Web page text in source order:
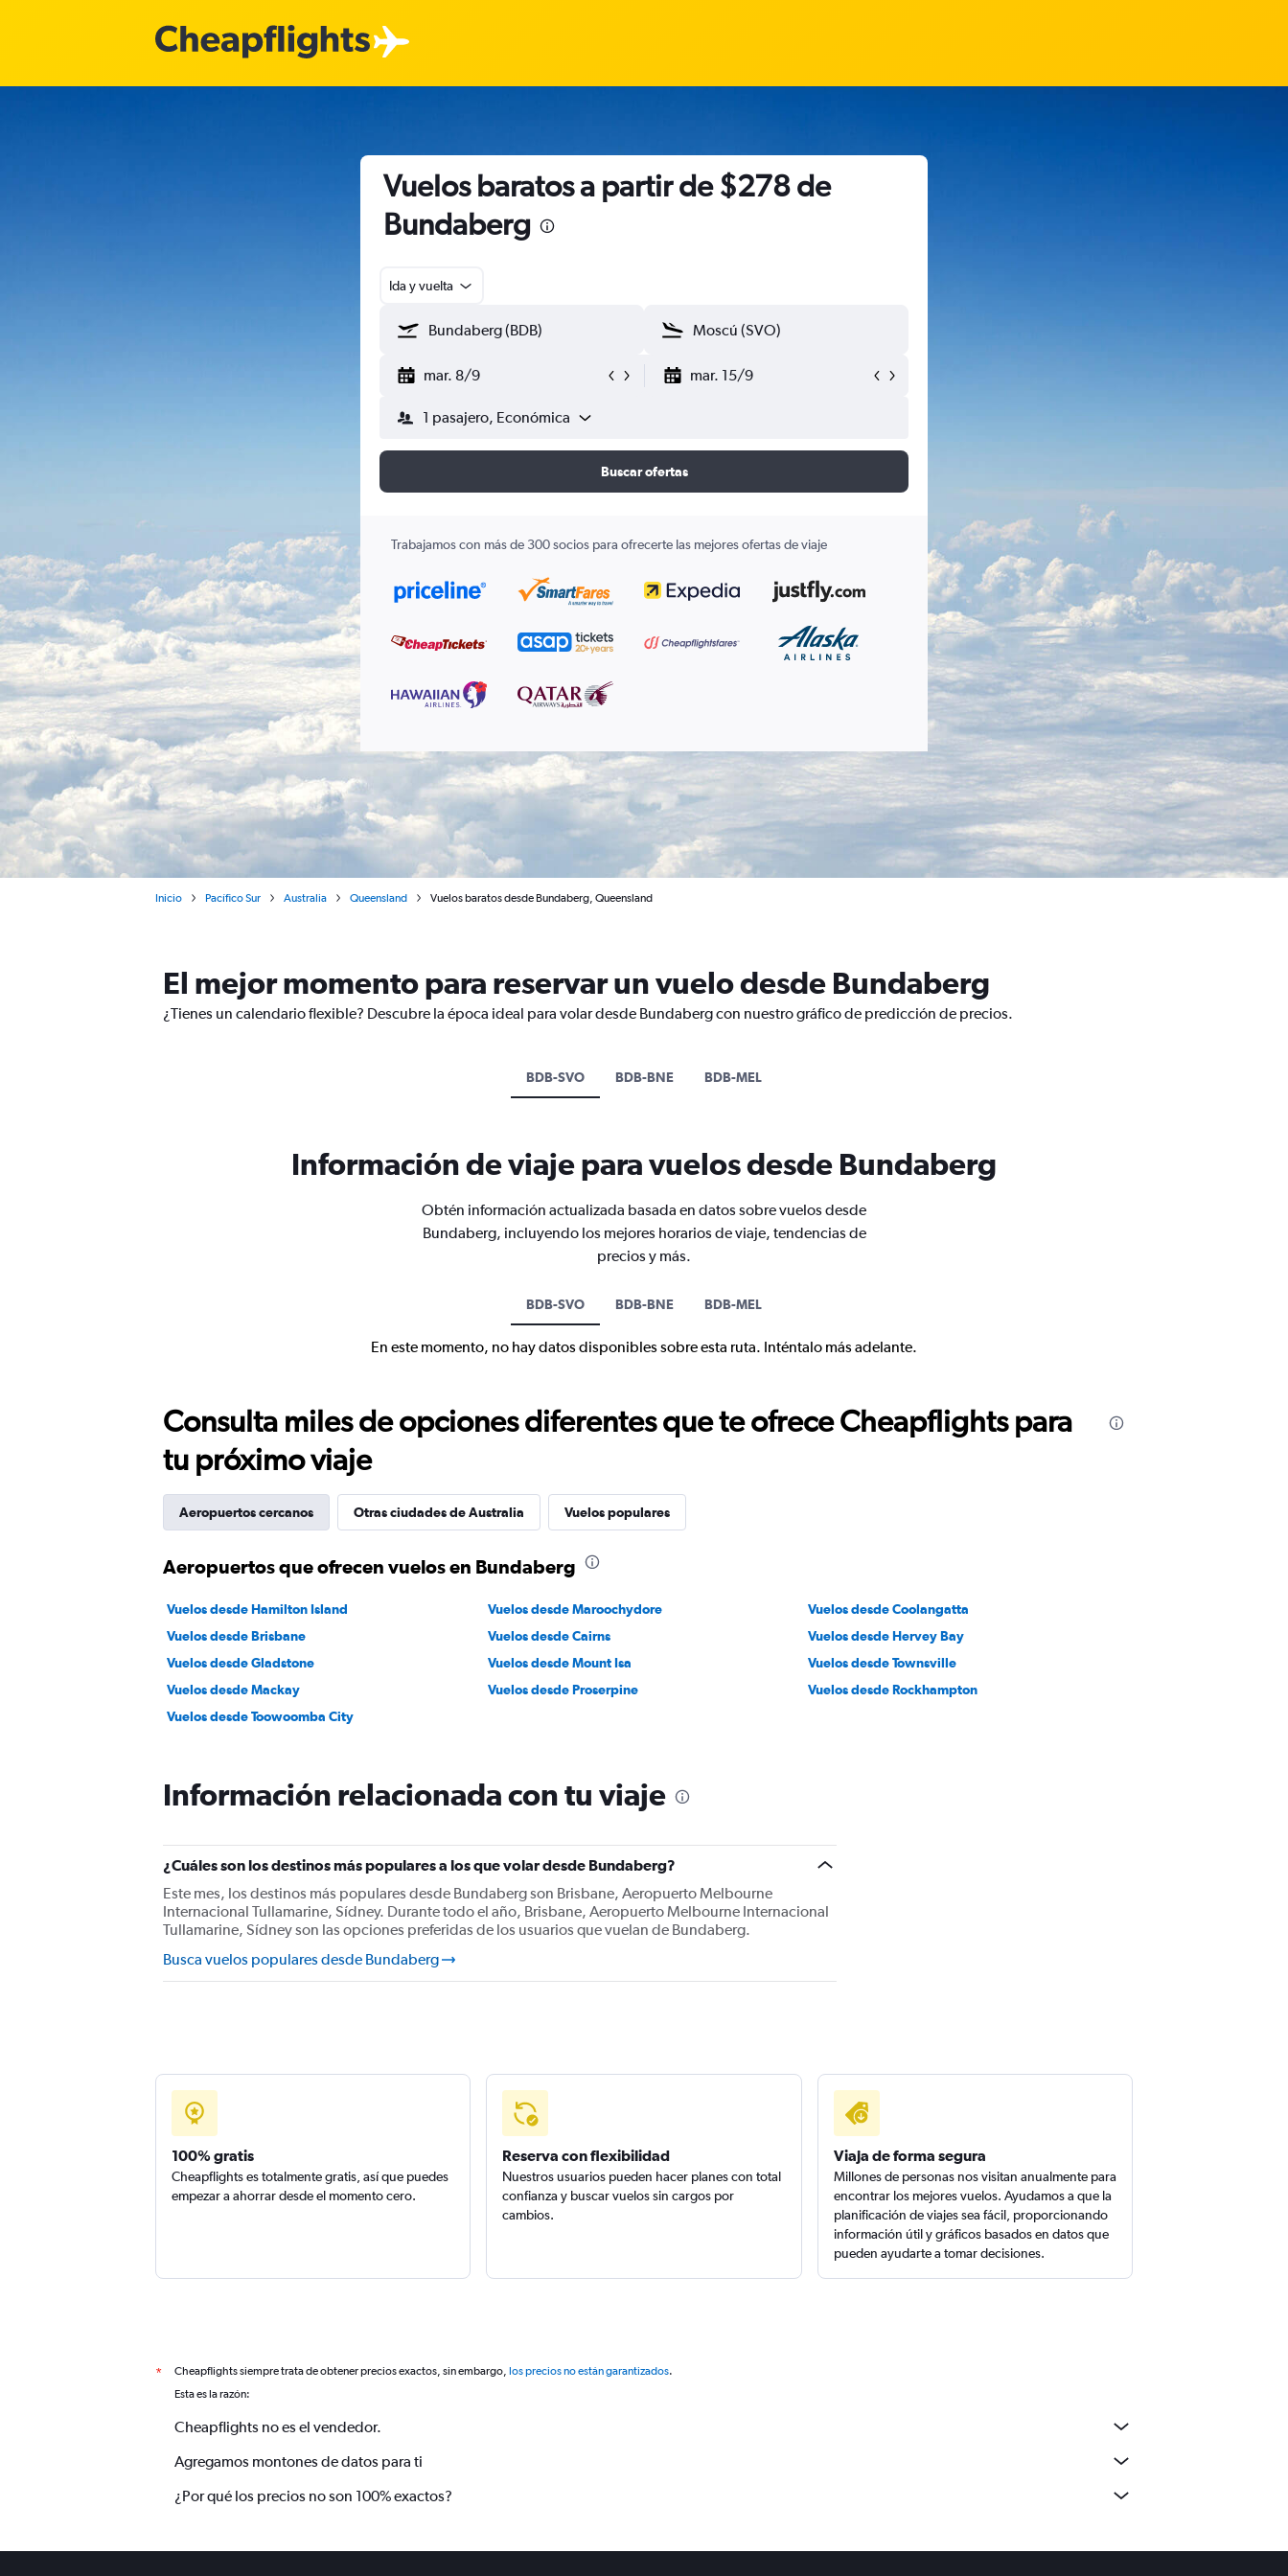
Vuelos baratos a partir de $278 de
Bundaberg
Ida y vuelta
mar. 8/9 mar. 15/9
1 pasajero, Económica
Buscar ofertas
Trabajamos con más de 300 socios para ofrecerte las mejores ofertas de viaje
Inicio Pacífico Sur Australia Queensland Vuelos baratos desde Bundaberg, Queensland
El mejor momento para reservar un vuelo desde Bundaberg
¿Tienes un calendario flexible? Descubre la época ideal para volar desde Bundaberg con nuestro gráfico de predicción de precios.
BDB-SVO BDB-BNE BDB-MEL
Información de viaje para vuelos desde Bundaberg
Obtén información actualizada basada en datos sobre vuelos desde
Bundaberg, incluyendo los mejores horarios de viaje, tendencias de
precios y más.
BDB-SVO BDB-BNE BDB-MEL
En este momento, no hay datos disponibles sobre esta ruta. Inténtalo más adelante.
Consulta miles de opciones diferentes que te ofrece Cheapflights para
tu próximo viaje
Aeropuertos cercanos Otras ciudades de Australia Vuelos populares
Aeropuertos que ofrecen vuelos en Bundaberg
Vuelos desde Hamilton Island Vuelos desde Maroochydore
Vuelos desde Coolangatta
Vuelos desde Brisbane
Vuelos desde Cairns
Vuelos desde Hervey Bay
Vuelos desde Gladstone
Vuelos desde Mount Isa
Vuelos desde Townsville
Vuelos desde Mackay
Vuelos desde Proserpine
Vuelos desde Rockhampton
Vuelos desde Toowoomba City
Información relacionada con tu viaje
¿Cuáles son los destinos más populares a los que volar desde Bundaberg?
Este mes, los destinos más populares desde Bundaberg son Brisbane, Aeropuerto Melbourne
Internacional Tullamarine, Sídney. Durante todo el año, Brisbane, Aeropuerto Melbourne Internacional
Tullamarine, Sídney son las opciones preferidas de los usuarios que vuelan de Bundaberg.
Busca vuelos populares desde Bundaberg
100% gratis
Cheapflights es totalmente gratis, así que puedes
empezar a ahorrar desde el momento cero.
Reserva con flexibilidad
Nuestros usuarios pueden hacer planes con total
confianza y buscar vuelos sin cargos por
cambios.
Viaja de forma segura
Millones de personas nos visitan anualmente para
encontrar los mejores vuelos. Ayudamos a que la
planificación de viajes sea fácil, proporcionando
información útil y gráficos basados en datos que
pueden ayudarte a tomar decisiones.
* Cheapflights siempre trata de obtener precios exactos, sin embargo, los precios no están garantizados.
Esta es la razón:
Cheapflights no es el vendedor.
Agregamos montones de datos para ti
¿Por qué los precios no son 100% exactos?